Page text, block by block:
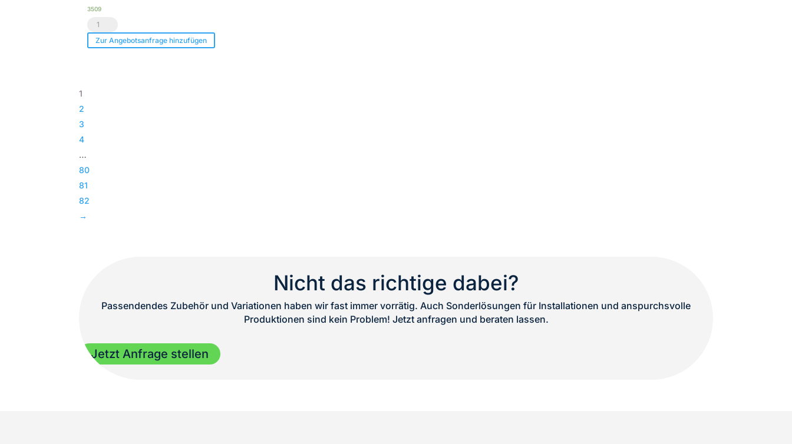
Menge
Set)
Menge
3509
Voice
Acoustic
|
TOP
Menge
Zur Angebotsanfrage hinzufügen
1
2
3
4
…
80
81
82
→
Nicht das richtige dabei?
Passendendes Zubehör und Variationen haben wir fast immer vorrätig. Auch Sonderlösungen für Installationen und anspurchsvolle
Produktionen sind kein Problem! Jetzt anfragen und beraten lassen.
Jetzt Anfrage stellen